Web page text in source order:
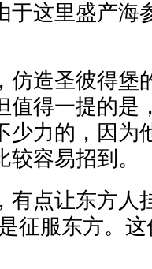
于这里盛产海
仿造圣彼得堡
值得一提的是
少力的，因为
容易招到。
有点让东方人
征服东方。